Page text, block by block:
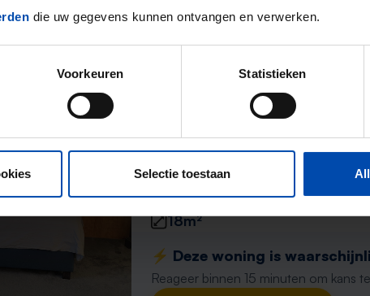
die uw gegevens kunnen ontvangen en verwerken.
Voorkeuren Statistieken
Selectie toestaan
Reageer binnen 15 minuten om kans
Sloetsweg
Hengelo (OV)
1 maand geleden gevonden
Gevonden op:Gnagnagna.nl
18m²
⚡️ Deze woning is
Reageer binnen 15 minuten om kans